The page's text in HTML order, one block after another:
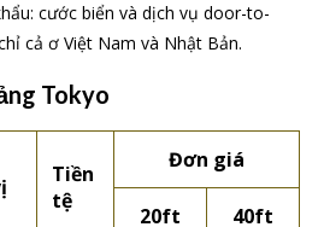
cước biển và dịch vụ door-to-
cả ơ Việt Nam và Nhật Bản.
Tokyo
Tiền
tệ
Đơn giá
20ft 40ft